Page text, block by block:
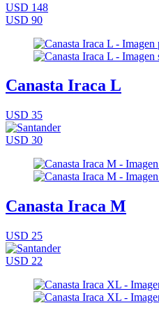
USD 148
USD 90
Canasta Iraca L
USD 35
USD 30
Canasta Iraca M
USD 25
USD 22